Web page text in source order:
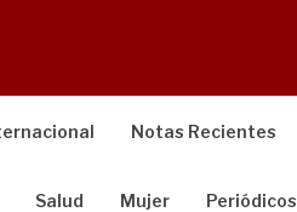
Notas Recientes
Salud Mujer Periódicos